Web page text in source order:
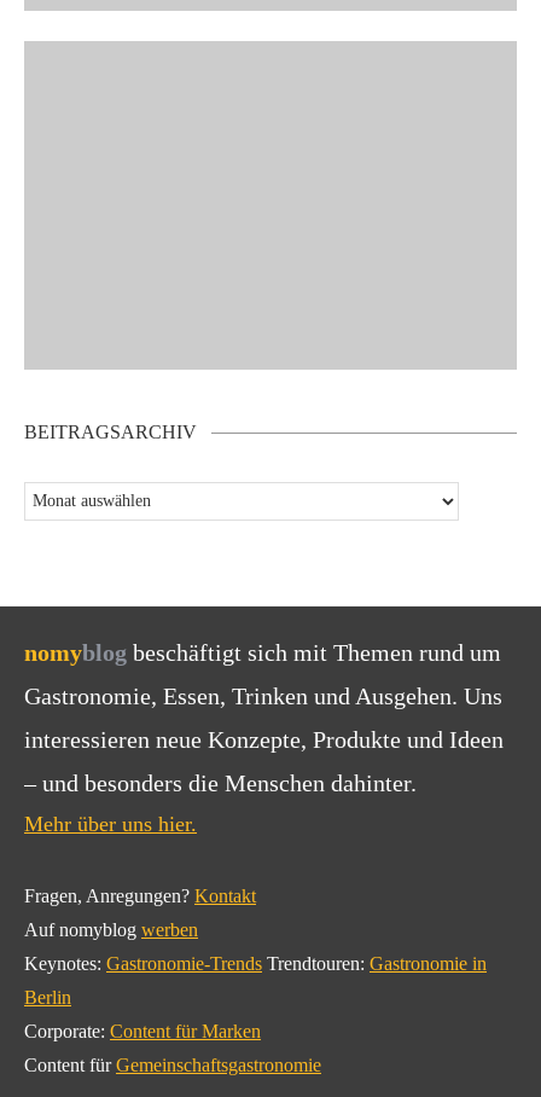
BEITRAGSARCHIV
nomyblog beschäftigt sich mit Themen rund um
Gastronomie, Essen, Trinken und Ausgehen. Uns
interessieren neue Konzepte, Produkte und Ideen
– und besonders die Menschen dahinter.
Mehr über uns hier.
Fragen, Anregungen? Kontakt
Auf nomyblog werben
Keynotes: Gastronomie-Trends Trendtouren: Gastronomie in
Berlin
Corporate: Content für Marken
Content fürGemeinschaftsgastronomie